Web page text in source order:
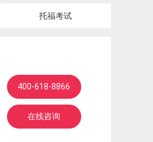
托福考试
400-618-8866
在线咨询